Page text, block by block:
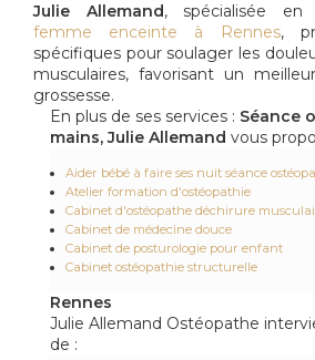
Julie Allemand, spécialisée en
femme enceinte à Rennes,
spécifiques pour soulager les
musculaires, favorisant un
grossesse.
En plus de ses services : Séance
mains, Julie Allemand vous
Aider bébé à faire ses nuit séance
Atelier formation d'ostéopathie
Cabinet d'ostéopathe déchirure
Cabinet de médecine douce
Cabinet de posturologie pour enfant
Cabinet ostéopathie structurelle
Rennes
Julie Allemand Ostéopathe
de :